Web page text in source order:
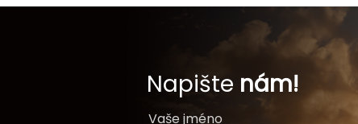
Napište nám!